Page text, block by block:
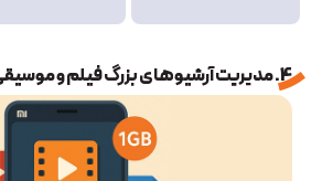
4. مدیریت آرشیوهای بزرگ فیلم و موسیقی آفلاین